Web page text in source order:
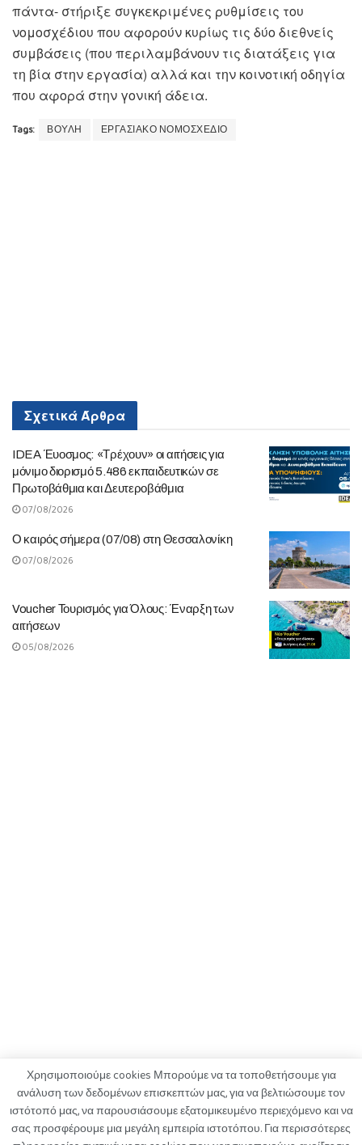
πάντα- στήριξε συγκεκριμένες ρυθμίσεις του
νομοσχέδιου που αφορούν κυρίως τις δύο διεθνείς
συμβάσεις (που περιλαμβάνουν τις διατάξεις για
τη βία στην εργασία) αλλά και την κοινοτική οδηγία
που αφορά στην γονική άδεια.
Tags: ΒΟΥΛΗ ΕΡΓΑΣΙΑΚΟ ΝΟΜΟΣΧΕΔΙΟ
ΣχετικάΆρθρα
IDEA Έυοσμος: «Τρέχουν» οι αιτήσεις για
μόνιμο διορισμό 5.486 εκπαιδευτικών σε
Πρωτοβάθμια και Δευτεροβάθμια
07/08/2026
Ο καιρός σήμερα (07/08) στη Θεσσαλονίκη
07/08/2026
Voucher Τουρισμός για Όλους: Έναρξη των
αιτήσεων
05/08/2026
ΟΡΟΙ ΧΡΗΣΗΣ ΠΟΛΙΤΙΚΗ ΑΠΟΡΡΗΤΟΥ
ΔΙΑΦΗΜΙΣΗ
ΚΑΤΑΓΓΕΛΙΕΣ
ΕΠΙΚΟΙΝΩΝΙΑ
Χρησιμοποιούμε cookies Μπορούμε να τα τοποθετήσουμε για
ανάλυση των δεδομένων επισκεπτών μας, για να βελτιώσουμε τον
ιστότοπό μας, να παρουσιάσουμε εξατομικευμένο περιεχόμενο και να
σας προσφέρουμε μια μεγάλη εμπειρία ιστοτόπου. Για περισσότερες